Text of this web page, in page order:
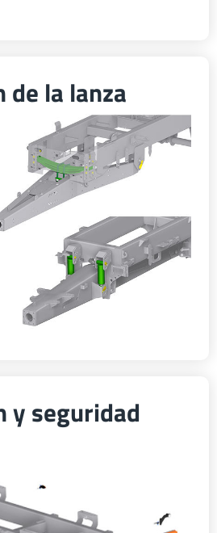
de la lanza
y seguridad